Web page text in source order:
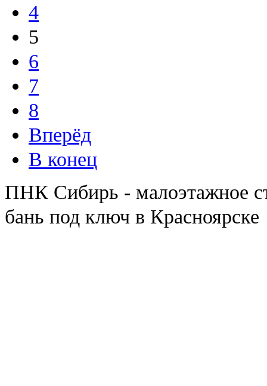
4
5
6
7
8
Вперёд
В конец
ПНК Сибирь - малоэтажное
бань под ключ в Красноярске